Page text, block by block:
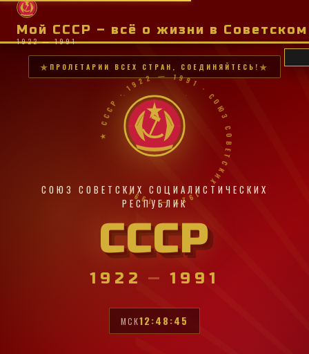
Мой СССР – всё о жизни в
1922 — 1991
ПРОЛЕТАРИИ ВСЕХ СТРАН, СОЕДИНЯЙТЕСЬ!
★ СССР · 1922 — 1991 · СОЮЗ СОВЕТСКИХ · 1922 — 1991 ·
СОЮЗ СОВЕТСКИХ СОЦИАЛИСТИЧЕСКИХ
РЕСПУБЛИК
СССР
1922 — 1991
МСК12:48:46